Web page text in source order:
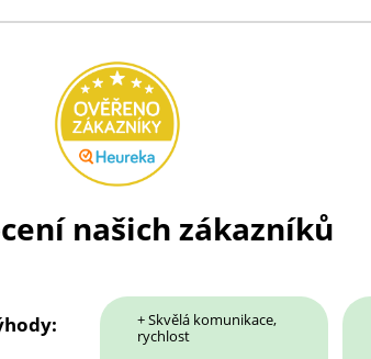
našich zákazníků
+ Skvělá komunikace,
rychlost